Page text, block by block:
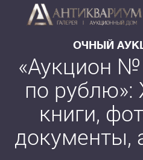
ОЧНЫЙ
«Аукцион
по
книги,
документы,